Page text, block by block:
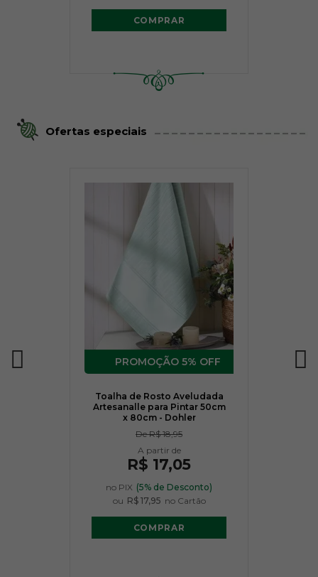
COMPRAR
Ofertas especiais
5% OFF
Toalha de Rosto Aveludada
Artesanalle para Pintar 50cm
x 80cm - Dohler
DeR$ 18,95
R$ 17,05
no PIX (5% de Desconto)
ou R$ 17,95 no Cartão
COMPRAR